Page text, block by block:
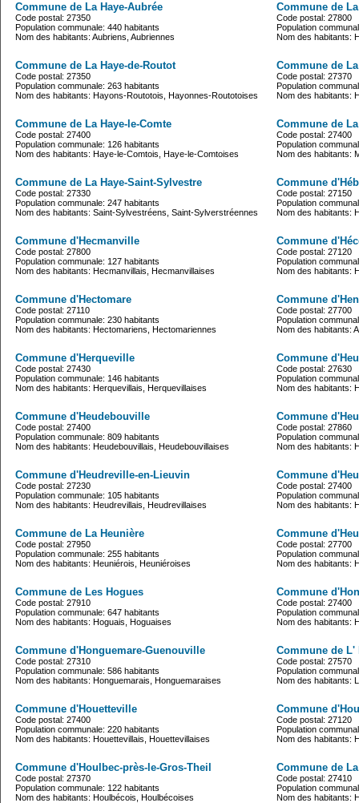
Commune de La Haye-Aubrée
Code postal: 27350
Population communale: 440 habitants
Nom des habitants: Aubriens, Aubriennes
Commune de
Code postal: 27800
Population
Nom des habitants:
Commune de La Haye-de-Routot
Code postal: 27350
Population communale: 263 habitants
Nom des habitants: Hayons-Routotois, Hayonnes-Routotoises
Commune de
Code postal: 27370
Population
Nom des habitants:
Commune de La Haye-le-Comte
Code postal: 27400
Population communale: 126 habitants
Nom des habitants: Haye-le-Comtois, Haye-le-Comtoises
Commune de
Code postal: 27400
Population
Nom des habitants:
Commune de La Haye-Saint-Sylvestre
Code postal: 27330
Population communale: 247 habitants
Nom des habitants: Saint-Sylvestréens, Saint-Sylverstréennes
Commune
Code postal: 27150
Population
Nom des habitants:
Commune d'Hecmanville
Code postal: 27800
Population communale: 127 habitants
Nom des habitants: Hecmanvillais, Hecmanvillaises
Commune
Code postal: 27120
Population
Nom des habitants:
Commune d'Hectomare
Code postal: 27110
Population communale: 230 habitants
Nom des habitants: Hectomariens, Hectomariennes
Commune
Code postal: 27700
Population
Nom des habitants:
Commune d'Herqueville
Code postal: 27430
Population communale: 146 habitants
Nom des habitants: Herquevillais, Herquevillaises
Commune
Code postal: 27630
Population
Nom des habitants:
Commune d'Heudebouville
Code postal: 27400
Population communale: 809 habitants
Nom des habitants: Heudebouvillais, Heudebouvillaises
Commune
Code postal: 27860
Population
Nom des habitants:
Commune d'Heudreville-en-Lieuvin
Code postal: 27230
Population communale: 105 habitants
Nom des habitants: Heudrevillais, Heudrevillaises
Commune
Code postal: 27400
Population
Nom des habitants:
Commune de La Heunière
Code postal: 27950
Population communale: 255 habitants
Nom des habitants: Heuniérois, Heuniéroises
Commune
Code postal: 27700
Population
Nom des habitants:
Commune de Les Hogues
Code postal: 27910
Population communale: 647 habitants
Nom des habitants: Hoguais, Hoguaises
Commune
Code postal: 27400
Population
Nom des habitants:
Commune d'Honguemare-Guenouville
Code postal: 27310
Population communale: 586 habitants
Nom des habitants: Honguemarais, Honguemaraises
Commune de L'
Code postal: 27570
Population
Nom des habitants:
Commune d'Houetteville
Code postal: 27400
Population communale: 220 habitants
Nom des habitants: Houettevillais, Houettevillaises
Commune
Code postal: 27120
Population
Nom des habitants:
Commune d'Houlbec-près-le-Gros-Theil
Code postal: 27370
Population communale: 122 habitants
Nom des habitants: Houlbécois, Houlbécoises
Commune de
Code postal: 27410
Population
Nom des habitants: